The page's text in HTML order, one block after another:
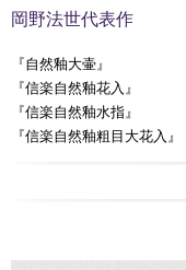
岡野法世代表作
『自然釉大壷』
『信楽自然釉花入』
『信楽自然釉水指』
『信楽自然釉粗目大花入』